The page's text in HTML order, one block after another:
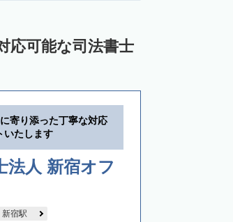
応可能な司法書士
寄り添った丁寧な対応
いたします
法人 新宿オフ
新宿駅